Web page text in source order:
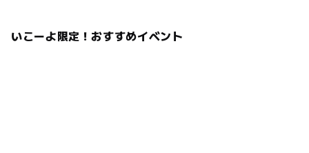
いこーよ限定！おすすめイベント